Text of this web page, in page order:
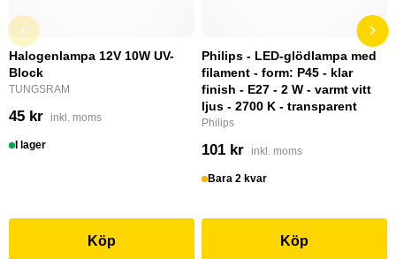
Halogenlampa 12V 10W UV-
Block
TUNGSRAM
45 kr inkl. moms
I lager
Köp
Philips - LED-glödlampa med
filament - form: P45 - klar
finish - E27 - 2 W - varmt vitt
ljus - 2700 K - transparent
Philips
101 kr inkl. moms
Bara 2 kvar
Köp